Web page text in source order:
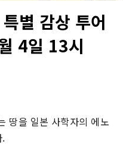
별 감상 투어
4일 13시
땅을 일본 사학자의 에노
.